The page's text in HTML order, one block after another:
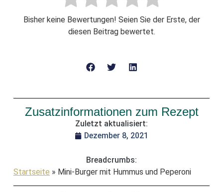
Bisher keine Bewertungen! Seien Sie der Erste, der
diesen Beitrag bewertet.
Zusatzinformationen zum Rezept
Zuletzt aktualisiert:
Dezember 8, 2021
Breadcrumbs:
Startseite » Mini-Burger mit Hummus und Peperoni